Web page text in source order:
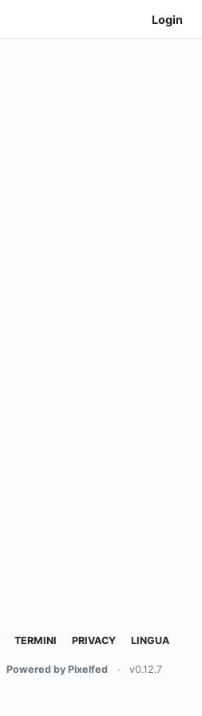
Login
TERMINI PRIVACY LINGUA
Powered by Pixelfed · v0.12.7